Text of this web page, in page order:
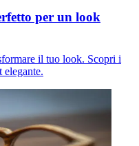
per un look
il tuo look. Scopri i
elegante.